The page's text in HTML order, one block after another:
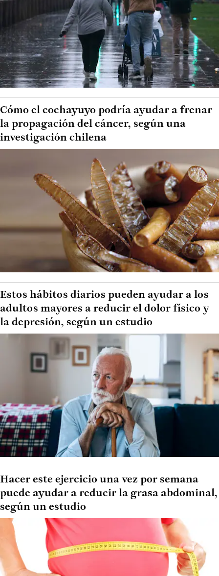
Cómo el cochayuyo podría ayudar a frenar
la propagación del cáncer, según una
investigación chilena
Estos hábitos diarios pueden ayudar a los
adultos mayores a reducir el dolor físico y
la depresión, según un estudio
Hacer este ejercicio una vez por semana
puede ayudar a reducir la grasa abdominal,
según un estudio